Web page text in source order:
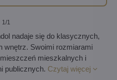
1/1
nadaje się do klasycznych,
wnętrz. Swoimi rozmiarami
mieszkalnych i
publicznych. Czytaj więcej